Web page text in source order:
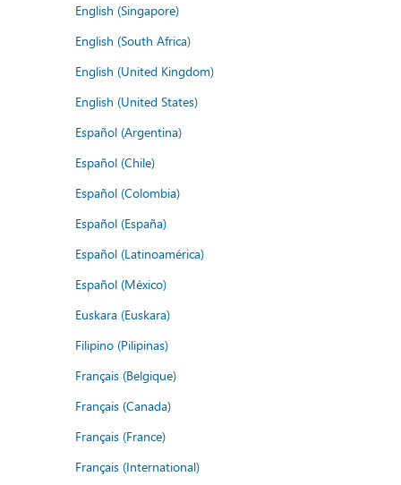
English (Singapore)
English (South Africa)
English (United Kingdom)
English (United States)
Español (Argentina)
Español (Chile)
Español (Colombia)
Español (España)
Español (Latinoamérica)
Español (México)
Euskara (Euskara)
Filipino (Pilipinas)
Français (Belgique)
Français (Canada)
Français (France)
Français (International)